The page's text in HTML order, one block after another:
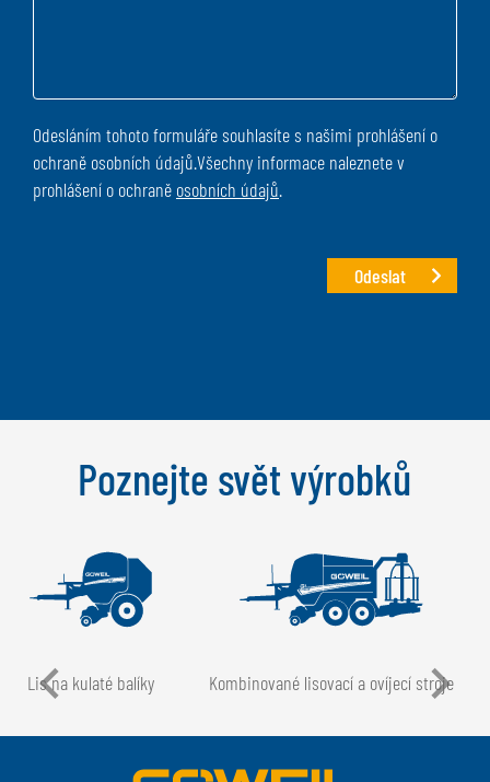
Odesláním tohoto formuláře souhlasíte s našimi prohlášení o
ochraně osobních údajů.Všechny informace naleznete v
prohlášení o ochraně osobních údajů.
Odeslat
Poznejte svět výrobků
Lis na kulaté balíky Kombinované lisovací a ovíjecí stroje